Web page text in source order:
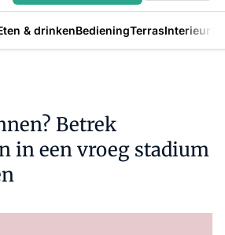
& drinkenBedieningTerrasInterieur
Betrek
in een vroeg stadium